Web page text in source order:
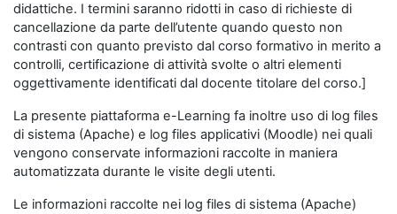
didattiche. I termini saranno ridotti in caso di richieste di
cancellazione da parte dell’utente quando questo non
contrasti con quanto previsto dal corso formativo in merito a
controlli, certificazione di attività svolte o altri elementi
oggettivamente identificati dal docente titolare del corso.]
La presente piattaforma e-Learning fa inoltre uso di log files
di sistema (Apache) e log files applicativi (Moodle) nei quali
vengono conservate informazioni raccolte in maniera
automatizzata durante le visite degli utenti.
Le informazioni raccolte nei log files di sistema (Apache)